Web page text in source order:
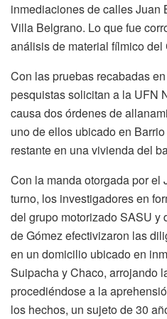
inmediaciones de calles Juan
Villa Belgrano. Lo que fue
análisis de material fílmico del
Con las pruebas recabadas
pesquistas solicitan a la UFN
causa dos órdenes de
uno de ellos ubicado en
restante en una vivienda del
Con la manda otorgada por el
turno, los investigadores en
del grupo motorizado SASU y
de Gómez efectivizaron las
en un domicilio ubicado en
Suipacha y Chaco, arrojando
procediéndose a la
los hechos, un sujeto de 30